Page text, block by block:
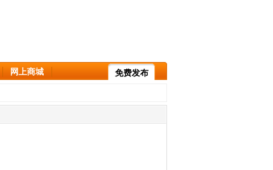
网上商城 免费发布